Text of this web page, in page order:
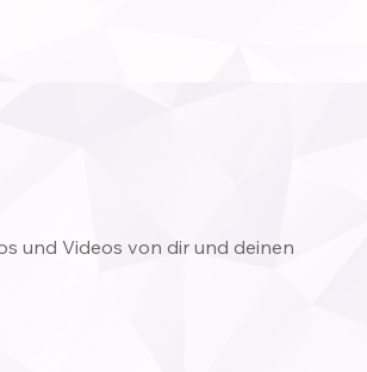
und Videos von dir und deinen